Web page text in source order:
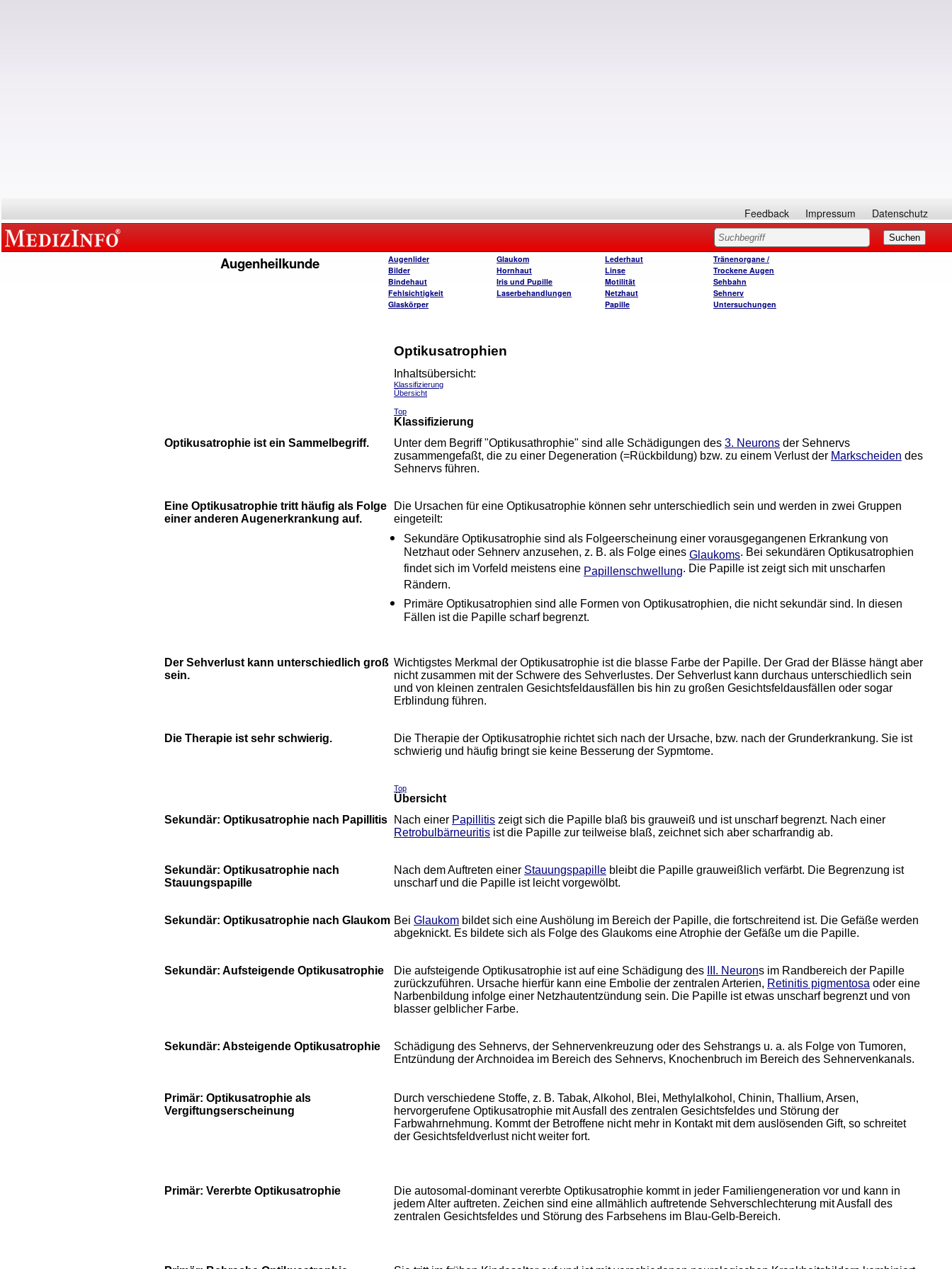
Feedback Impressum Datenschutz
Augenheilkunde
Augenlider
Bilder
Bindehaut
Fehlsichtigkeit
Glaskörper
Glaukom
Hornhaut
Iris und Pupille
Laserbehandlungen
Lederhaut
Linse
Motilität
Netzhaut
Papille
Tränenorgane /
Trockene Augen
Sehbahn
Sehnerv
Untersuchungen
Optikusatrophien
Inhaltsübersicht:
Klassifizierung
Übersicht
Top
Klassifizierung
Optikusatrophie ist ein Sammelbegriff.
Unter dem Begriff "Optikusathrophie" sind alle Schädigungen des 3. Neurons der Sehnervs
zusammengefaßt, die zu einer Degeneration (=Rückbildung) bzw. zu einem Verlust der Markscheiden des
Sehnervs führen.
Eine Optikusatrophie tritt häufig als Folge
einer anderen Augenerkrankung auf.
Die Ursachen für eine Optikusatrophie können sehr unterschiedlich sein und werden in zwei Gruppen
eingeteilt:
Sekundäre Optikusatrophie sind als Folgeerscheinung einer vorausgegangenen Erkrankung von
Netzhaut oder Sehnerv anzusehen, z. B. als Folge eines Glaukoms. Bei sekundären Optikusatrophien
findet sich im Vorfeld meistens eine Papillenschwellung. Die Papille ist zeigt sich mit unscharfen
Rändern.
Primäre Optikusatrophien sind alle Formen von Optikusatrophien, die nicht sekundär sind. In diesen
Fällen ist die Papille scharf begrenzt.
Der Sehverlust kann unterschiedlich groß
sein.
Wichtigstes Merkmal der Optikusatrophie ist die blasse Farbe der Papille. Der Grad der Blässe hängt aber
nicht zusammen mit der Schwere des Sehverlustes. Der Sehverlust kann durchaus unterschiedlich sein
und von kleinen zentralen Gesichtsfeldausfällen bis hin zu großen Gesichtsfeldausfällen oder sogar
Erblindung führen.
Die Therapie ist sehr schwierig.
Die Therapie der Optikusatrophie richtet sich nach der Ursache, bzw. nach der Grunderkrankung. Sie ist
schwierig und häufig bringt sie keine Besserung der Sypmtome.
Top
Übersicht
Sekundär: Optikusatrophie nach Papillitis
Nach einer Papillitis zeigt sich die Papille blaß bis grauweiß und ist unscharf begrenzt. Nach einer
Retrobulbärneuritis ist die Papille zur teilweise blaß, zeichnet sich aber scharfrandig ab.
Sekundär: Optikusatrophie nach
Stauungspapille
Nach dem Auftreten einer Stauungspapille bleibt die Papille grauweißlich verfärbt. Die Begrenzung ist
unscharf und die Papille ist leicht vorgewölbt.
Sekundär: Optikusatrophie nach Glaukom Bei Glaukom bildet sich eine Aushölung im Bereich der Papille, die fortschreitend ist. Die Gefäße werden
abgeknickt. Es bildete sich als Folge des Glaukoms eine Atrophie der Gefäße um die Papille.
Sekundär: Aufsteigende Optikusatrophie Die aufsteigende Optikusatrophie ist auf eine Schädigung des III. Neurons im Randbereich der Papille
zurückzuführen. Ursache hierfür kann eine Embolie der zentralen Arterien, Retinitis pigmentosa oder eine
Narbenbildung infolge einer Netzhautentzündung sein. Die Papille ist etwas unscharf begrenzt und von
blasser gelblicher Farbe.
Sekundär: Absteigende Optikusatrophie
Schädigung des Sehnervs, der Sehnervenkreuzung oder des Sehstrangs u. a. als Folge von Tumoren,
Entzündung der Archnoidea im Bereich des Sehnervs, Knochenbruch im Bereich des Sehnervenkanals.
Primär: Optikusatrophie als
Vergiftungserscheinung
Durch verschiedene Stoffe, z. B. Tabak, Alkohol, Blei, Methylalkohol, Chinin, Thallium, Arsen,
hervorgerufene Optikusatrophie mit Ausfall des zentralen Gesichtsfeldes und Störung der
Farbwahrnehmung. Kommt der Betroffene nicht mehr in Kontakt mit dem auslösenden Gift, so schreitet
der Gesichtsfeldverlust nicht weiter fort.
Primär: Vererbte Optikusatrophie
Die autosomal-dominant vererbte Optikusatrophie kommt in jeder Familiengeneration vor und kann in
jedem Alter auftreten. Zeichen sind eine allmählich auftretende Sehverschlechterung mit Ausfall des
zentralen Gesichtsfeldes und Störung des Farbsehens im Blau-Gelb-Bereich.